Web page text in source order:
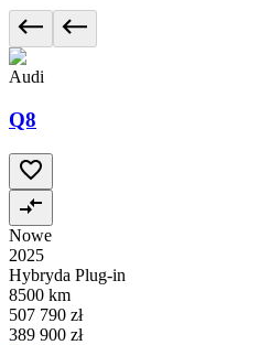
Audi
Q8
Nowe
2025
Hybryda Plug-in
8500 km
507 790 zł
389 900 zł